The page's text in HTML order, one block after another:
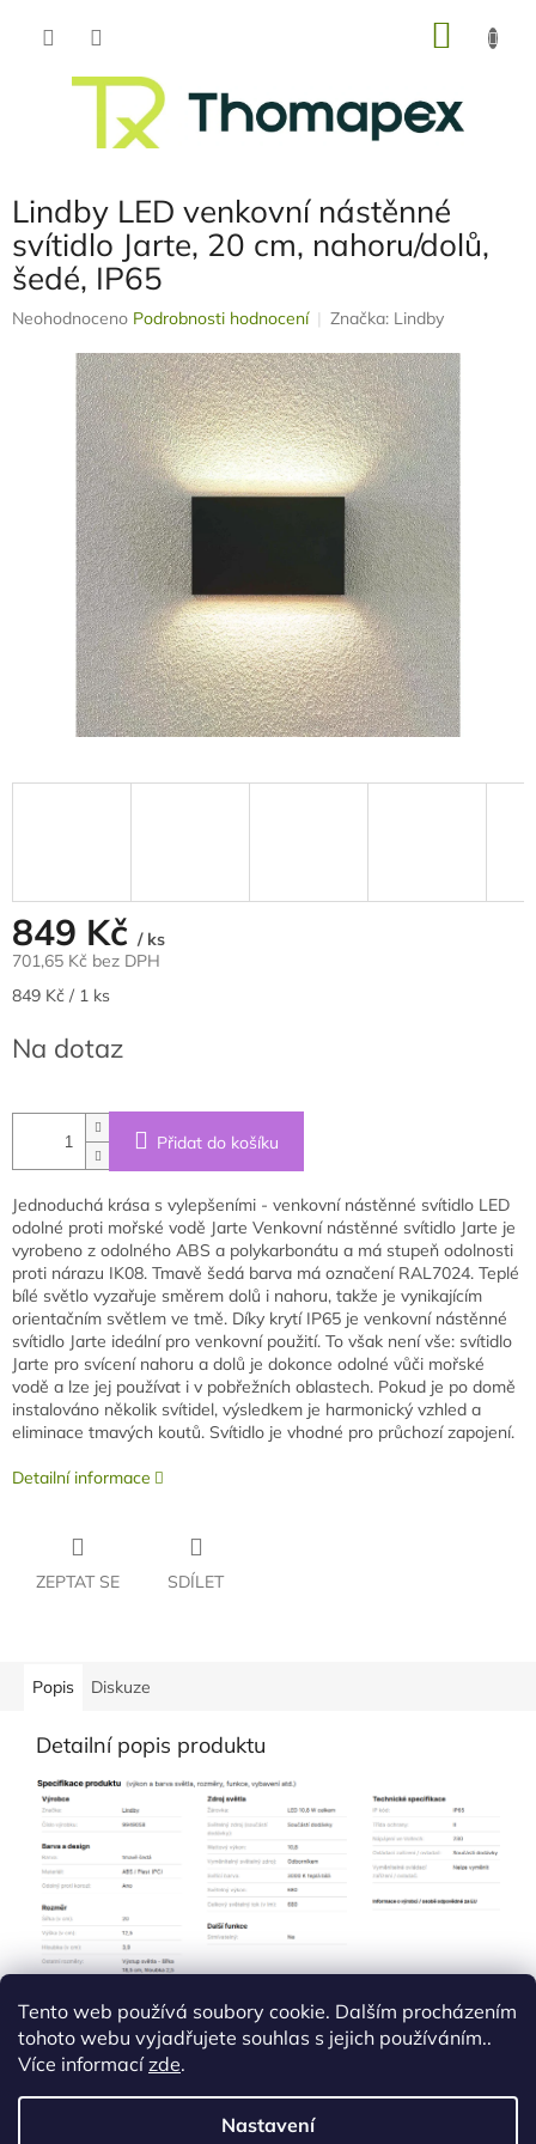
Tento web používá soubory cookie. Dalším procházením
tohoto webu vyjadřujete souhlas s jejich používáním..
Více informacízde.
Nastavení
Lindby LED venkovní nástěnné
svítidlo Jarte, 20 cm, nahoru/dolů,
šedé, IP65
Průměrné
produktu
hvězdiček.
Neohodnoceno Podrobnosti hodnocení Značka: Lindby
849 Kč / ks
701,65 Kč bez DPH
Měrná
849 Kč / 1 ks
Na dotaz
Přidat do košíku
Jednoduchá krása s vylepšeními - venkovní nástěnné svítidlo LED
odolné proti mořské vodě Jarte Venkovní nástěnné svítidlo Jarte je
vyrobeno z odolného ABS a polykarbonátu a má stupeň odolnosti
proti nárazu IK08. Tmavě šedá barva má označení RAL7024. Teplé
bílé světlo vyzařuje směrem dolů i nahoru, takže je vynikajícím
orientačním světlem ve tmě. Díky krytí IP65 je venkovní nástěnné
svítidlo Jarte ideální pro venkovní použití. To však není vše: svítidlo
Jarte pro svícení nahoru a dolů je dokonce odolné vůči mořské
vodě a lze jej používat i v pobřežních oblastech. Pokud je po domě
instalováno několik svítidel, výsledkem je harmonický vzhled a
eliminace tmavých koutů. Svítidlo je vhodné pro průchozí zapojení.
Detailní informace
ZEPTAT SE SDÍLET
Popis Diskuze
Detailní popis produktu
Vytvořil Shoptet